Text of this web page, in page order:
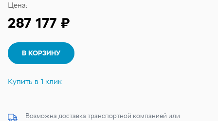
Цена:
287 177 ₽
В КОРЗИНУ
Купить в 1 клик
Возможна доставка транспортной компанией или